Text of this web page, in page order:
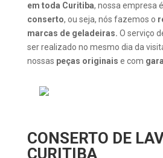
em toda Curitiba, nossa empresa é
conserto, ou seja, nós fazemos o
marcas de geladeiras. O serviço
ser realizado no mesmo dia da
nossas peças originais e com
CONSERTO DE
CURITIBA